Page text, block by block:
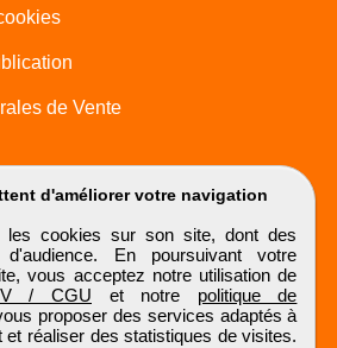
d'améliorer votre navigation
les cookies sur son site, dont des
En poursuivant votre
vous acceptez notre utilisation de
/ CGU et notre politique de
proposer des services adaptés à
réaliser des statistiques de visites.
de Vente